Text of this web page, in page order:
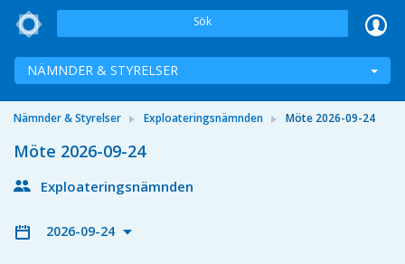
Sök
NÄMNDER & STYRELSER
Nämnder & Styrelser Exploateringsnämnden Möte 2026-09-24
Möte 2026-09-24
Exploateringsnämnden
2026-09-24